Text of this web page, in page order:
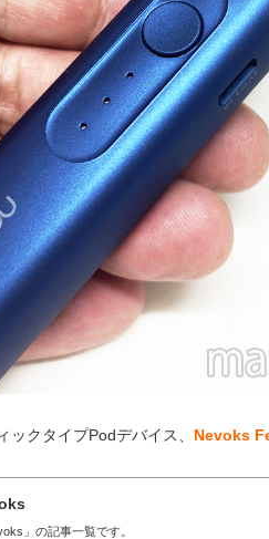
クタイプPodデバイス、 Nevoks
」の記事一覧です。